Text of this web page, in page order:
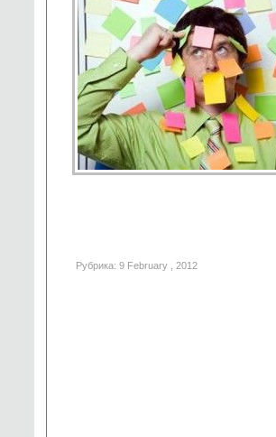
Рубрика: 9 February , 2012